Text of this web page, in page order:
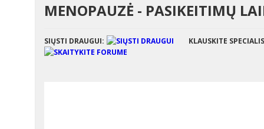
MENOPAUZĖ - PASIKEITIMŲ
SIŲSTI DRAUGUI: KLAUSKITE